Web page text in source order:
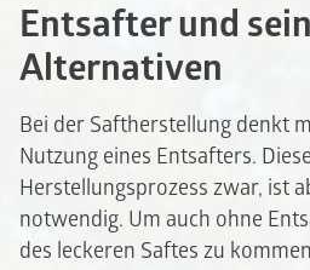
Entsafter und
Alternativen
Bei der Saftherstellung denkt
Nutzung eines Entsafters.
Herstellungsprozess zwar, ist
notwendig. Um auch ohne
des leckeren Saftes zu